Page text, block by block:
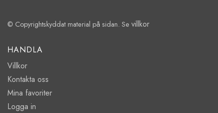
© Copyrightskyddat material på sidan. Se villkor
HANDLA
Villkor
Kontakta oss
Mina favoriter
Logga in